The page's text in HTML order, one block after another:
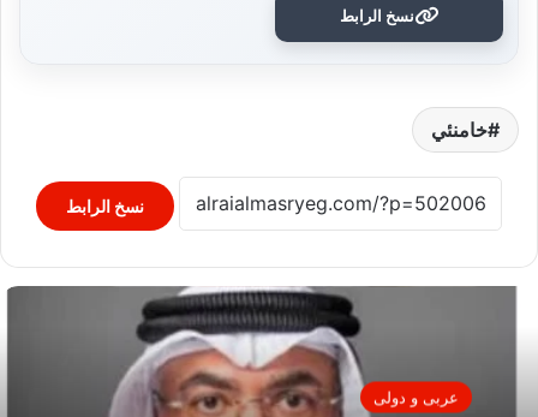
نسخ الرابط
خامنئي
نسخ الرابط
عربى و دولى